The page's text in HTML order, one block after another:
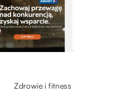
Zdrowie i fitness